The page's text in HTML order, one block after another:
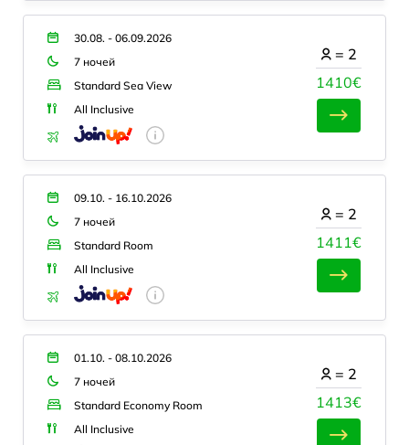
30.08. - 06.09.2026
7 ночей
Standard Sea View
All Inclusive
1410€
= 2
09.10. - 16.10.2026
7 ночей
Standard Room
All Inclusive
1411€
= 2
01.10. - 08.10.2026
7 ночей
Standard Economy Room
All Inclusive
1413€
= 2